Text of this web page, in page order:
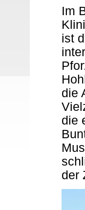
Im
ist
die
die
der